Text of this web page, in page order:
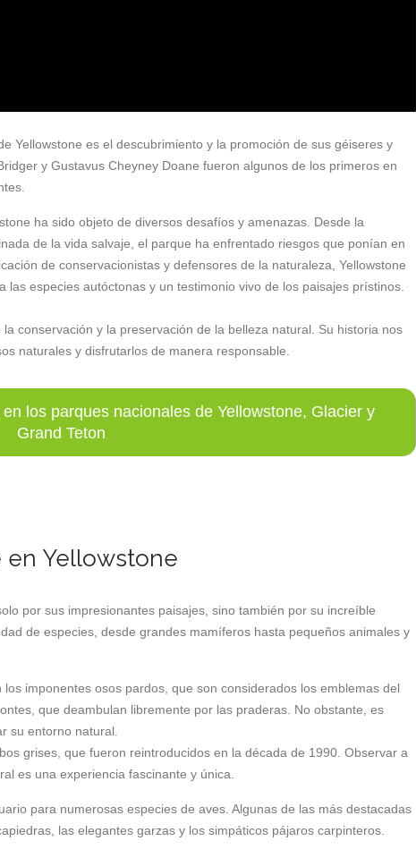
Yellowstone es el descubrimiento y la promoción de sus géiseres y
y Gustavus Cheyney Doane fueron algunos de los primeros en
ha sido objeto de diversos desafíos y amenazas. Desde la
de la vida salvaje, el parque ha enfrentado riesgos que ponían en
de conservacionistas y defensores de la naturaleza, Yellowstone
especies autóctonas y un testimonio vivo de los paisajes prístinos.
conservación y la preservación de la belleza natural. Su historia nos
naturales y disfrutarlos de manera responsable.
los parques nacionales de Yellowstone, Glacier y
Grand Teton
en Yellowstone
por sus impresionantes paisajes, sino también por su increíble
de especies, desde grandes mamíferos hasta pequeños animales y
imponentes osos pardos, que son considerados los emblemas del
que deambulan libremente por las praderas. No obstante, es
su entorno natural.
grises, que fueron reintroducidos en la década de 1990. Observar a
es una experiencia fascinante y única.
para numerosas especies de aves. Algunas de las más destacadas
las elegantes garzas y los simpáticos pájaros carpinteros.